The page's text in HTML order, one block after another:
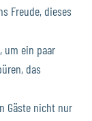
Freude, dieses
um ein paar
das
Gäste nicht nur